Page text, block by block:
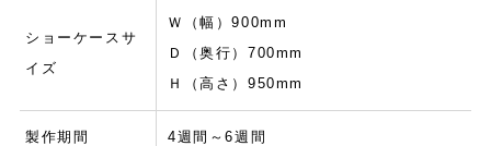
ショーケースサ
イズ
Ｗ（幅）900mm
Ｄ（奥行）700mm
Ｈ（高さ）950mm
製作期間 4週間～6週間